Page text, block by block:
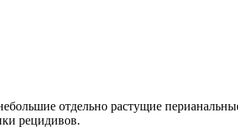
отдельно растущие
рецидивов.